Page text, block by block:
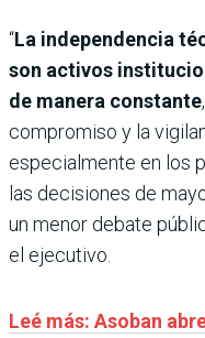
“La independencia
son activos
de manera constante
compromiso y la
especialmente en los
las decisiones de
un menor debate
el ejecutivo.
Leé más: Asoban